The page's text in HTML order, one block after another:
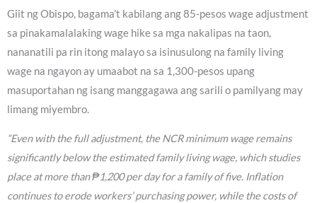
Giit ng Obispo, bagama’t kabilang ang 85-pesos wage adjustment
sa pinakamalalaking wage hike sa mga nakalipas na taon,
nananatili pa rin itong malayo sa isinusulong na family living
wage na ngayon ay umaabot na sa 1,300-pesos upang
masuportahan ng isang manggagawa ang sarili o pamilyang may
limang miyembro.
“Even with the full adjustment, the NCR minimum wage remains
significantly below the estimated family living wage, which studies
place at more than ₱1,200 per day for a family of five. Inflation
continues to erode workers’ purchasing power, while the costs of